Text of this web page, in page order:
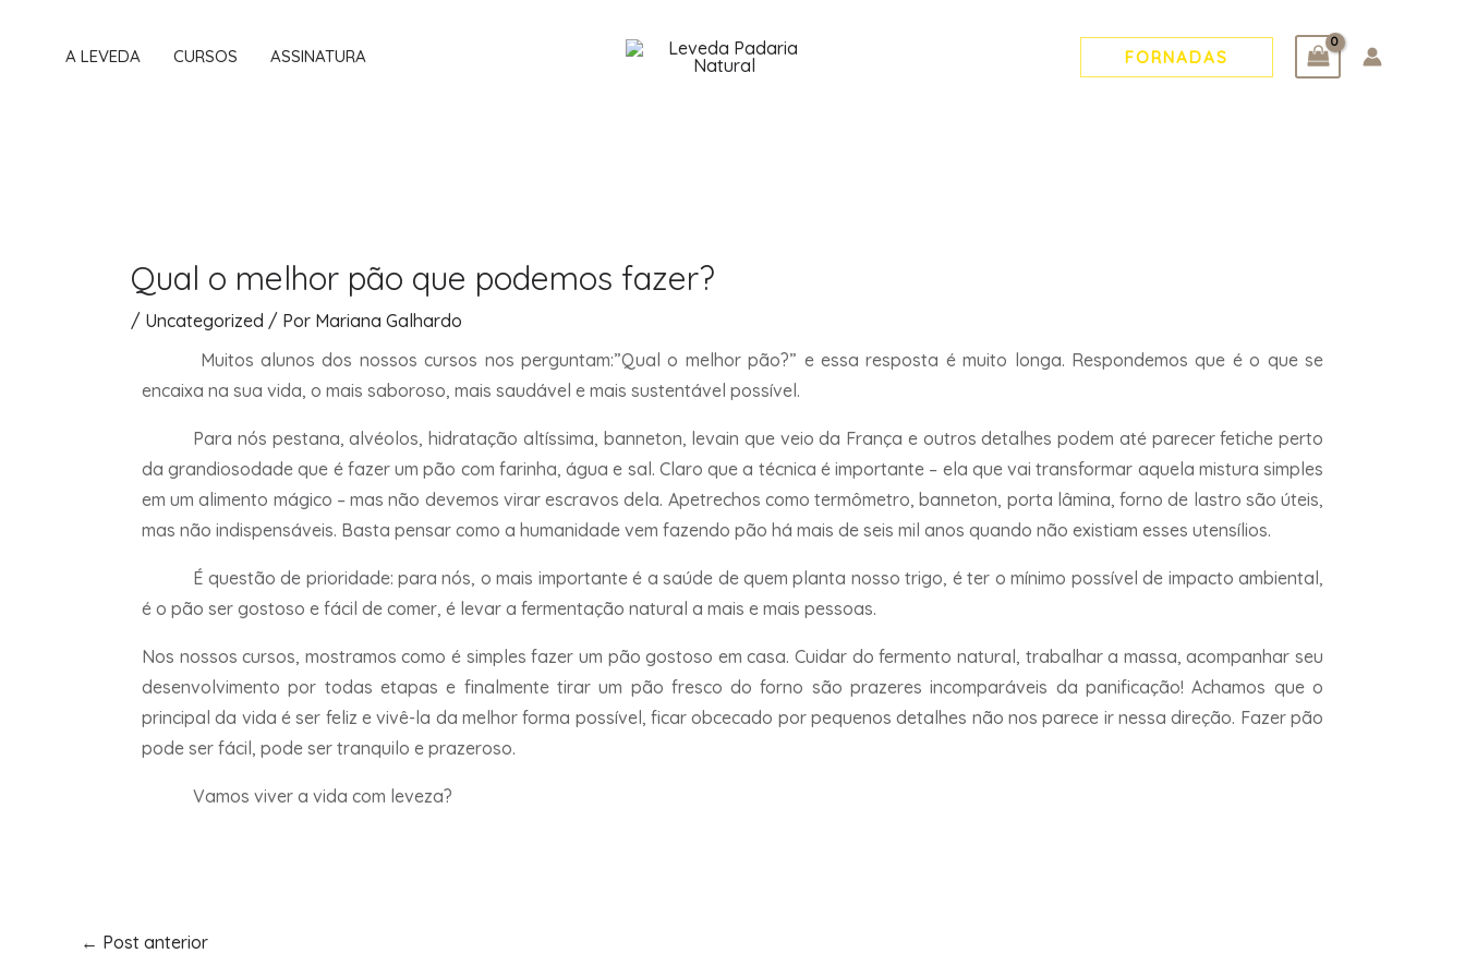
A LEVEDA CURSOS ASSINATURA FORNADAS
Qual o melhor pão que podemos fazer?
/ Uncategorized / Por Mariana Galhardo
Muitos alunos dos nossos cursos nos perguntam:”Qual o melhor pão?” e essa resposta é muito longa. Respondemos que é o que se
encaixa na sua vida, o mais saboroso, mais saudável e mais sustentável possível.
Para nós pestana, alvéolos, hidratação altíssima, banneton, levain que veio da França e outros detalhes podem até parecer fetiche perto
da grandiosodade que é fazer um pão com farinha, água e sal. Claro que a técnica é importante – ela que vai transformar aquela mistura simples
em um alimento mágico – mas não devemos virar escravos dela. Apetrechos como termômetro, banneton, porta lâmina, forno de lastro são úteis,
mas não indispensáveis. Basta pensar como a humanidade vem fazendo pão há mais de seis mil anos quando não existiam esses utensílios.
É questão de prioridade: para nós, o mais importante é a saúde de quem planta nosso trigo, é ter o mínimo possível de impacto ambiental,
é o pão ser gostoso e fácil de comer, é levar a fermentação natural a mais e mais pessoas.
Nos nossos cursos, mostramos como é simples fazer um pão gostoso em casa. Cuidar do fermento natural, trabalhar a massa, acompanhar seu
desenvolvimento por todas etapas e finalmente tirar um pão fresco do forno são prazeres incomparáveis da panificação! Achamos que o
principal da vida é ser feliz e vivê-la da melhor forma possível, ficar obcecado por pequenos detalhes não nos parece ir nessa direção. Fazer pão
pode ser fácil, pode ser tranquilo e prazeroso.
Vamos viver a vida com leveza?
← Post anterior